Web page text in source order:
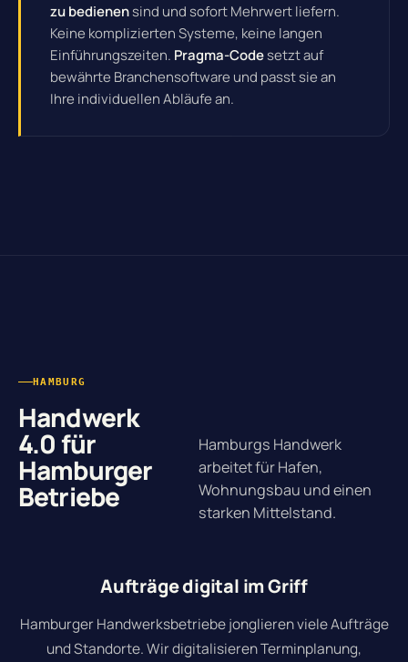
zu bedienensind und sofort Mehrwert liefern.
Keine komplizierten Systeme, keine langen
Einführungszeiten. Pragma-Codesetzt auf
bewährte Branchensoftware und passt sie an
Ihre individuellen Abläufe an.
HAMBURG
Handwerk
4.0 für
Hamburger
Betriebe
Hamburgs Handwerk
arbeitet für Hafen,
Wohnungsbau und einen
starken Mittelstand.
Aufträge digital im Griff
Hamburger Handwerksbetriebe jonglieren viele Aufträge
und Standorte. Wir digitalisieren Terminplanung,